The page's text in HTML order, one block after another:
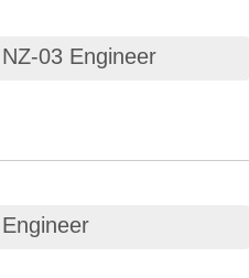
03 Engineer
僅2.5mm，最適於基板密集元件中作
調整，最大開口5mm，產品附1.5mm